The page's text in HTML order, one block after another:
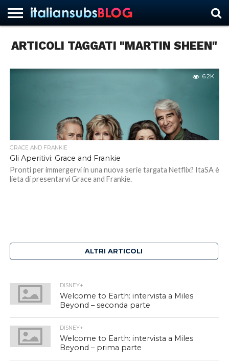
NEWS
ASCOLTI
RECENSIONI
INTERVISTE
CURIOSITÀ
CHI
CONTATTACI
FORUM
ITALIANSUBS
ARTICOLI TAGGATI "MARTIN SHEEN"
6.2K
GRACE AND FRANKIE
Gli Aperitivi: Grace and Frankie
Pronti per immergervi in una nuova serie targata Netflix? ItaSA è
lieta di presentarvi Grace and Frankie.
ALTRI ARTICOLI
DISNEY+
Welcome to Earth: intervista a Miles
Beyond – seconda parte
DISNEY+
Welcome to Earth: intervista a Miles
Beyond – prima parte